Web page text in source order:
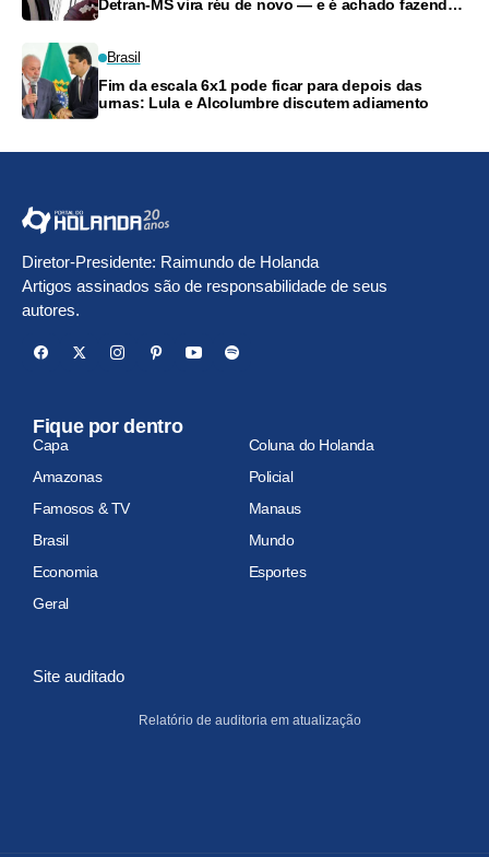
Detran-MS vira réu de novo — e é achado fazendo
Brasil
Fim da escala 6x1 pode ficar para depois das
urnas: Lula e Alcolumbre discutem adiamento
Diretor-Presidente: Raimundo de Holanda
Artigos assinados são de responsabilidade de seus
autores.
Fique por dentro
Capa
Coluna do Holanda
Amazonas
Policial
Famosos & TV
Manaus
Brasil
Mundo
Economia
Esportes
Geral
Site auditado
Relatório de auditoria em atualização